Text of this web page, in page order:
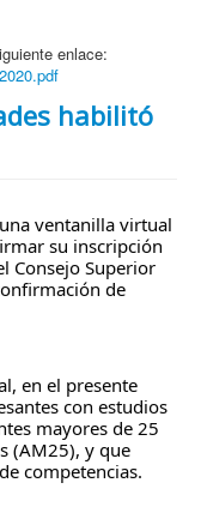
enlace:
habilitó
ventanilla virtual
su inscripción
Consejo Superior
de
en el presente
con estudios
mayores de 25
(AM25), y que
competencias.